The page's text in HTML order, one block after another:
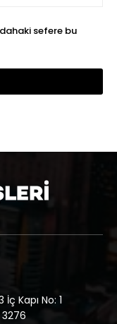
sefere bu
Kapı No: 1